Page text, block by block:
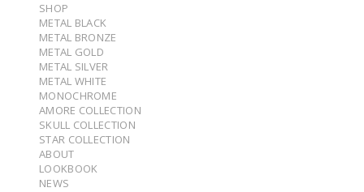
SHOP
METAL BLACK
METAL BRONZE
METAL GOLD
METAL SILVER
METAL WHITE
MONOCHROME
AMORE COLLECTION
SKULL COLLECTION
STAR COLLECTION
ABOUT
LOOKBOOK
NEWS